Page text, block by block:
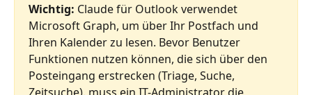
Wichtig: Claude für Outlook verwendet
Microsoft Graph, um über Ihr Postfach und
Ihren Kalender zu lesen. Bevor Benutzer
Funktionen nutzen können, die sich über den
Posteingang erstrecken (Triage, Suche,